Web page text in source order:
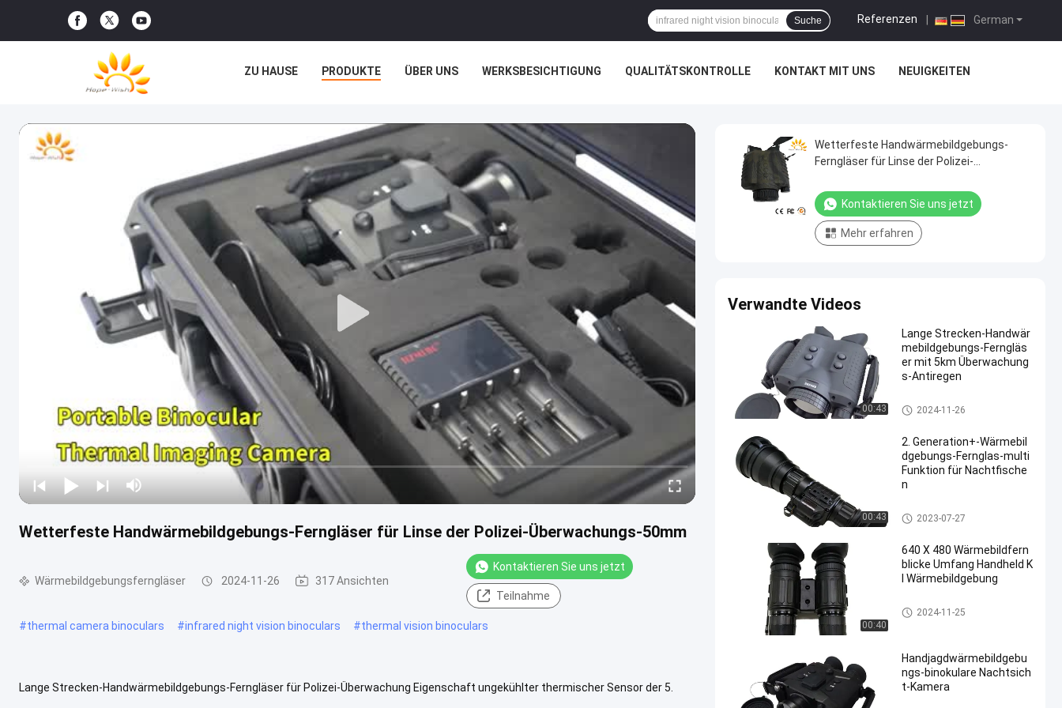
German
Referenzen
Suche
ZU HAUSE PRODUKTE ÜBER UNS WERKSBESICHTIGUNG QUALITÄTSKONTROLLE KONTAKT MIT UNS NEUIGKEITEN
Wetterfeste Handwärmebildgebungs-Ferngläser für Linse der Polizei-Überwachungs-50mm
Wärmebildgebungsferngläser 2024-11-26 317 Ansichten
Kontaktieren Sie uns jetzt
Teilnahme
#thermal camera binoculars #infrared night vision binoculars #thermal vision binoculars
Lange Strecken-Handwärmebildgebungs-Ferngläser für Polizei-Überwachung Eigenschaft ungekühlter thermischer Sensor der 5.
Wetterfeste Handwärmebildgebungs-
Ferngläser für Linse der Polizei-
Kontaktieren Sie uns jetzt
Mehr erfahren
Verwandte Videos
00:43
Lange Strecken-Handwär
mebildgebungs-Ferngläs
er mit 5km Überwachung
s-Antiregen
Wärmebildgebungsferngläser
2024-11-26
00:43
2. Generation+-Wärmebil
dgebungs-Fernglas-multi
Funktion für Nachtfische
n
Wärmebildgebungsferngläser
2023-07-27
00:40
640 X 480 Wärmebildfern
blicke Umfang Handheld K
I Wärmebildgebung
Wärmebildgebungsferngläser
2024-11-25
Handjagdwärmebildgebu
ngs-binokulare Nachtsich
t-Kamera